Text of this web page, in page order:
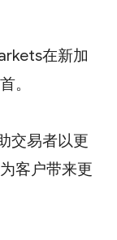
在新加
。
交易者以更
客户带来更